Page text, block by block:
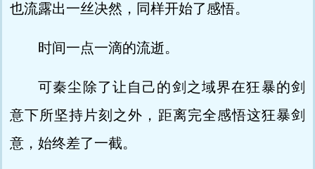
也流露出一丝决然，同样开始了感悟。
时间一点一滴的流逝。
可秦尘除了让自己的剑之域界在狂暴的剑
意下所坚持片刻之外，距离完全感悟这狂暴剑
意，始终差了一截。